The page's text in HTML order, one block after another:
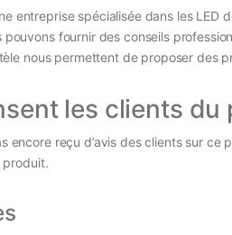
entreprise spécialisée dans les
pouvons fournir des conseils
nous permettent de proposer des
les clients du
encore reçu d’avis des clients sur
produit.